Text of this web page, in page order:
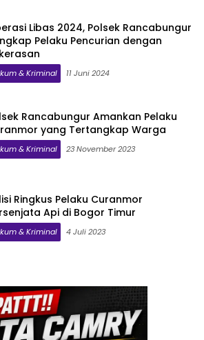
Libas 2024, Polsek Rancabungur
Pelaku Pencurian dengan
& Kriminal 11 Juni 2024
Rancabungur Amankan Pelaku
yang Tertangkap Warga
& Kriminal 23 November 2023
Ringkus Pelaku Curanmor
Api di Bogor Timur
& Kriminal 4 Juli 2023